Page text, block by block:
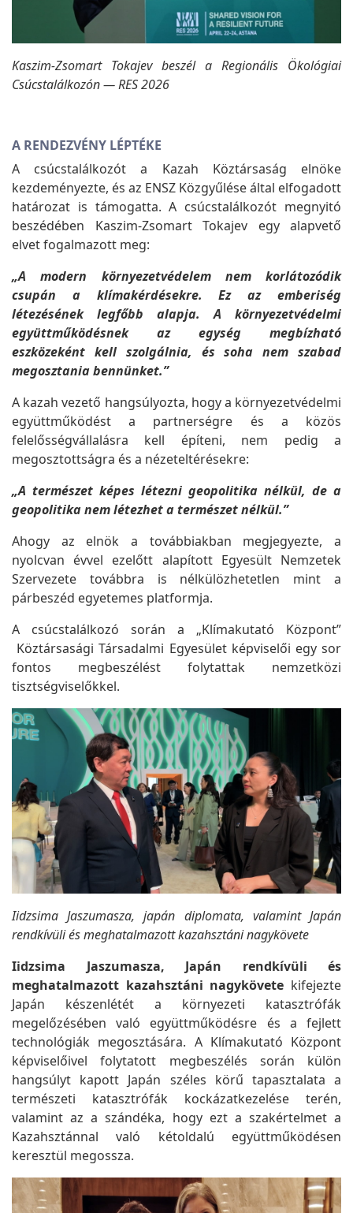
Kaszim-Zsomart Tokajev beszél a Regionális Ökológiai
Csúcstalálkozón — RES 2026
A RENDEZVÉNY LÉPTÉKE
A csúcstalálkozót a Kazah Köztársaság elnöke
kezdeményezte, és az ENSZ Közgyűlése által elfogadott
határozat is támogatta. A csúcstalálkozót megnyitó
beszédében Kaszim-Zsomart Tokajev egy alapvető
elvet fogalmazott meg:
„A modern környezetvédelem nem korlátozódik
csupán a klímakérdésekre. Ez az emberiség
létezésének legfőbb alapja. A környezetvédelmi
együttműködésnek az egység megbízható
eszközeként kell szolgálnia, és soha nem szabad
megosztania bennünket.”
A kazah vezető hangsúlyozta, hogy a környezetvédelmi
együttműködést a partnerségre és a közös
felelősségvállalásra kell építeni, nem pedig a
megosztottságra és a nézeteltérésekre:
„A természet képes létezni geopolitika nélkül, de a
geopolitika nem létezhet a természet nélkül.”
Ahogy az elnök a továbbiakban megjegyezte, a
nyolcvan évvel ezelőtt alapított Egyesült Nemzetek
Szervezete továbbra is nélkülözhetetlen mint a
párbeszéd egyetemes platformja.
A csúcstalálkozó során a „Klímakutató Központ”
Köztársasági Társadalmi Egyesület képviselői egy sor
fontos megbeszélést folytattak nemzetközi
tisztségviselőkkel.
Iidzsima Jaszumasza, japán diplomata, valamint Japán
rendkívüli és meghatalmazott kazahsztáni nagykövete
Iidzsima Jaszumasza, Japán rendkívüli és
meghatalmazott kazahsztáni nagykövete kifejezte
Japán készenlétét a környezeti katasztrófák
megelőzésében való együttműködésre és a fejlett
technológiák megosztására. A Klímakutató Központ
képviselőivel folytatott megbeszélés során külön
hangsúlyt kapott Japán széles körű tapasztalata a
természeti katasztrófák kockázatkezelése terén,
valamint az a szándéka, hogy ezt a szakértelmet a
Kazahsztánnal való kétoldalú együttműködésen
keresztül megossza.